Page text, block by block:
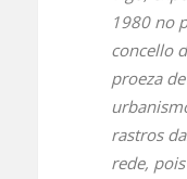
1980 no
concello
proeza
rastros
rede,